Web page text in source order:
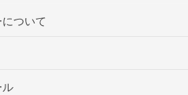
について
ル